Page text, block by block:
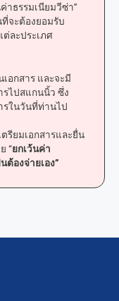
ธรรมเนียมวีซ่า”
จะต้องยอมรับ
ต่ละประเภศ
อกสาร และจะมี
ไปสแกนนิ้ว ซึ่ง
รในวันที่ท่านไป
รียมเอกสารและยื่น
“ยกเว้นค่า
ต้องจ่ายเอง”